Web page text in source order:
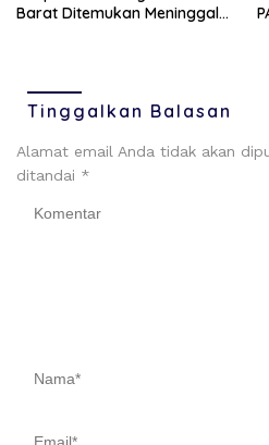
Barat Ditemukan Meninggal
Tinggalkan Balasan
Alamat email Anda tidak akan
ditandai *